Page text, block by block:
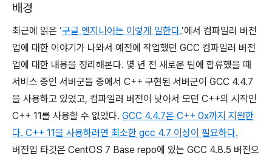
배경
최근에 읽은 ‘구글 엔지니어는 이렇게 일한다.’에서 컴파일러 버전
업에 대한 이야기가 나와서 예전에 작업했던 GCC 컴파일러 버전
업에 대한 내용을 정리해본다. 몇 년 전 새로운 팀에 합류했을 때
서비스 중인 서버군들 중에서 C++ 구현된 서버군이 GCC 4.4.7
을 사용하고 있었고, 컴파일러 버전이 낮아서 모던 C++의 시작인
C++ 11를 사용할 수 없었다. GCC 4.4.7은 C++ 0x까지 지원한
다. C++ 11을 사용하려면 최소한 gcc 4.7 이상이 필요하다.
버전업 타깃은 CentOS 7 Base repo에 있는 GCC 4.8.5 버전으